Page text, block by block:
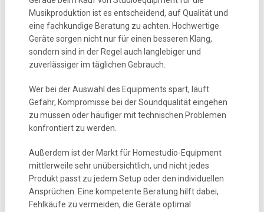
Musikproduktion ist es entscheidend, auf Qualität und
eine fachkundige Beratung zu achten. Hochwertige
Geräte sorgen nicht nur für einen besseren Klang,
sondern sind in der Regel auch langlebiger und
zuverlässiger im täglichen Gebrauch.
Wer bei der Auswahl des Equipments spart, läuft
Gefahr, Kompromisse bei der Soundqualität eingehen
zu müssen oder häufiger mit technischen Problemen
konfrontiert zu werden.
Außerdem ist der Markt für Homestudio-Equipment
mittlerweile sehr unübersichtlich, und nicht jedes
Produkt passt zu jedem Setup oder den individuellen
Ansprüchen. Eine kompetente Beratung hilft dabei,
Fehlkäufe zu vermeiden, die Geräte optimal